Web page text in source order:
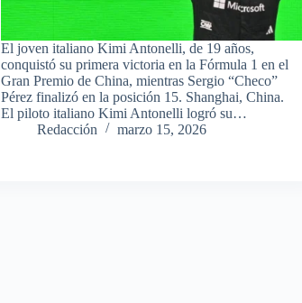
El joven italiano Kimi Antonelli, de 19 años,
conquistó su primera victoria en la Fórmula 1 en el
Gran Premio de China, mientras Sergio “Checo”
Pérez finalizó en la posición 15. Shanghai, China.
El piloto italiano Kimi Antonelli logró su…
Redacción
marzo 15, 2026